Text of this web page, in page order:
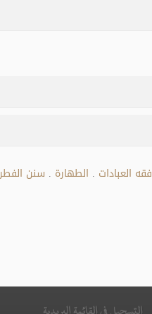
فقه العبادات الطهارة سنن